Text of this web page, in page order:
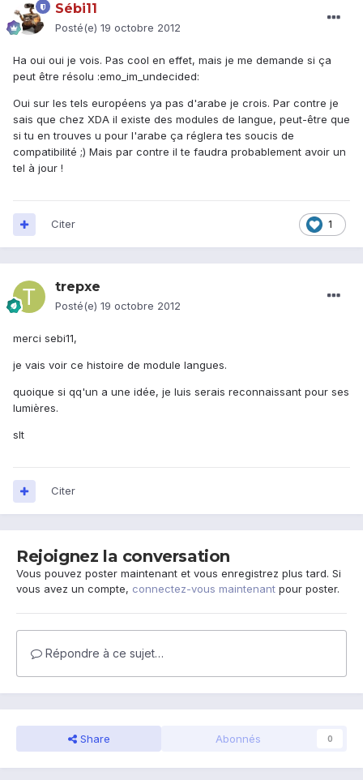
Sébi11
Posté(e) 19 octobre 2012
Ha oui oui je vois. Pas cool en effet, mais je me demande si ça
peut être résolu :emo_im_undecided:
Oui sur les tels européens ya pas d'arabe je crois. Par contre je
sais que chez XDA il existe des modules de langue, peut-être que
si tu en trouves u pour l'arabe ça réglera tes soucis de
compatibilité ;) Mais par contre il te faudra probablement avoir un
tel à jour !
1
Citer
trepxe
Posté(e) 19 octobre 2012
merci sebi11,
je vais voir ce histoire de module langues.
quoique si qq'un a une idée, je luis serais reconnaissant pour ses
lumières.
slt
Citer
Rejoignez la conversation
Vous pouvez poster maintenant et vous enregistrez plus tard. Si
vous avez un compte, connectez-vous maintenant pour poster.
Répondre à ce sujet…
Share Abonnés 0